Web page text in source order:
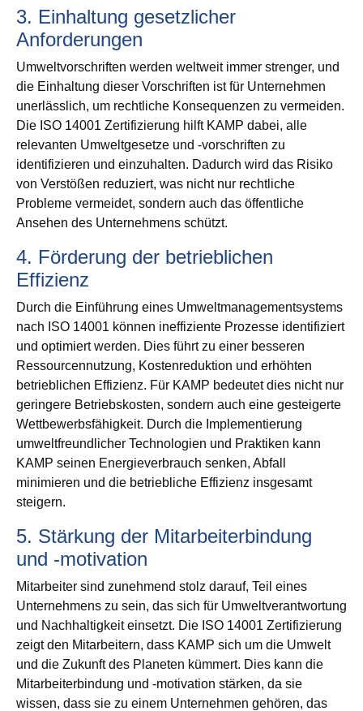
3. Einhaltung gesetzlicher
Anforderungen
Umweltvorschriften werden weltweit immer strenger, und
die Einhaltung dieser Vorschriften ist für Unternehmen
unerlässlich, um rechtliche Konsequenzen zu vermeiden.
Die ISO 14001 Zertifizierung hilft KAMP dabei, alle
relevanten Umweltgesetze und -vorschriften zu
identifizieren und einzuhalten. Dadurch wird das Risiko
von Verstößen reduziert, was nicht nur rechtliche
Probleme vermeidet, sondern auch das öffentliche
Ansehen des Unternehmens schützt.
4. Förderung der betrieblichen
Effizienz
Durch die Einführung eines Umweltmanagementsystems
nach ISO 14001 können ineffiziente Prozesse identifiziert
und optimiert werden. Dies führt zu einer besseren
Ressourcennutzung, Kostenreduktion und erhöhten
betrieblichen Effizienz. Für KAMP bedeutet dies nicht nur
geringere Betriebskosten, sondern auch eine gesteigerte
Wettbewerbsfähigkeit. Durch die Implementierung
umweltfreundlicher Technologien und Praktiken kann
KAMP seinen Energieverbrauch senken, Abfall
minimieren und die betriebliche Effizienz insgesamt
steigern.
5. Stärkung der Mitarbeiterbindung
und -motivation
Mitarbeiter sind zunehmend stolz darauf, Teil eines
Unternehmens zu sein, das sich für Umweltverantwortung
und Nachhaltigkeit einsetzt. Die ISO 14001 Zertifizierung
zeigt den Mitarbeitern, dass KAMP sich um die Umwelt
und die Zukunft des Planeten kümmert. Dies kann die
Mitarbeiterbindung und -motivation stärken, da sie
wissen, dass sie zu einem Unternehmen gehören, das